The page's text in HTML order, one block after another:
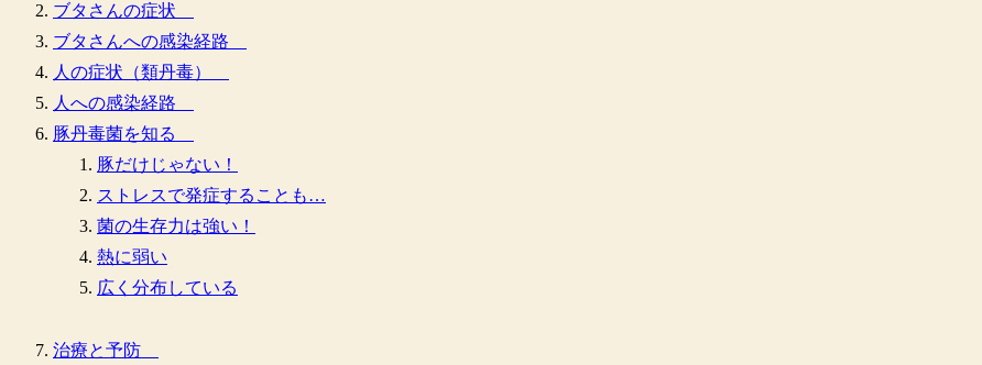
ブタさんの症状
ブタさんへの感染経路
人の症状（類丹毒）
人への感染経路
豚丹毒菌を知る
豚だけじゃない！
ストレスで発症することも…
菌の生存力は強い！
熱に弱い
広く分布している
治療と予防